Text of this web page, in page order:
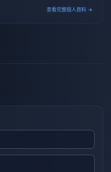
查看完整個人資料 →